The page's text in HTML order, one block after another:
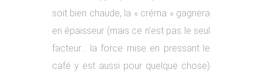
soit bien chaude, la « créma » gagnera
en épaisseur (mais ce n’est pas le seul
facteur… la force mise en pressant le
café y est aussi pour quelque chose)